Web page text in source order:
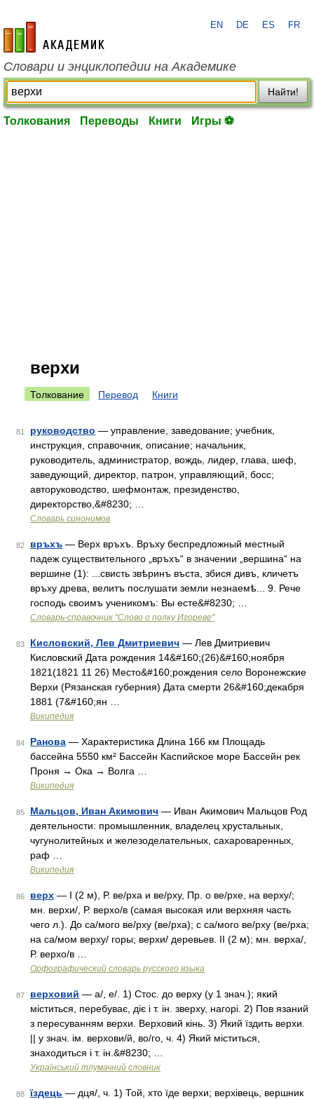
academic.ru
EN DE ES FR
Словари и энциклопедии на Академике
Найти!
Толкования Переводы Книги Игры ⚽
верхи
Толкование Перевод Книги
81 руководство — управление, заведование; учебник,
инструкция, справочник, описание; начальник,
руководитель, администратор, вождь, лидер, глава, шеф,
заведующий, директор, патрон, управляющий, босс;
авторуководство, шефмонтаж, президенство,
директорство,&#8230; …
Словарь синонимов
82 връхъ — Верх връхъ. Връху беспредложный местный
падеж существительного „връхъ“ в значении „вершина“ на
вершине (1): ...свисть звѣринъ въста, збися дивъ, кличетъ
връху древа, велитъ послушати земли незнаемѣ... 9. Рече
господь своимъ ученикомъ: Вы есте&#8230; …
Словарь-справочник "Слово о полку Игореве"
83 Кисловский, Лев Дмитриевич — Лев Дмитриевич
Кисловский Дата рождения 14&#160;(26)&#160;ноября
1821(1821 11 26) Место&#160;рождения село Воронежские
Верхи (Рязанская губерния) Дата смерти 26&#160;декабря
1881 (7&#160;ян …
Википедия
84 Ранова — Характеристика Длина 166 км Площадь
бассейна 5550 км² Бассейн Каспийское море Бассейн рек
Проня → Ока → Волга …
Википедия
85 Мальцов, Иван Акимович — Иван Акимович Мальцов Род
деятельности: промышленник, владелец хрустальных,
чугунолитейных и железоделательных, сахароваренных,
раф …
Википедия
86 верх — I (2 м), Р. ве/рха и ве/рху, Пр. о ве/рхе, на верху/;
мн. верхи/, Р. верхо/в (самая высокая или верхняя часть
чего л.). До са/мого ве/рху (ве/рха); с са/мого ве/рху (ве/рха;
на са/мом верху/ горы; верхи/ деревьев. II (2 м); мн. верха/,
Р. верхо/в …
Орфографический словарь русского языка
87 верховий — а/, е/. 1) Стос. до верху (у 1 знач.); який
міститься, перебуває, діє і т. ін. зверху, нагорі. 2) Пов язаний
з пересуванням верхи. Верховий кінь. 3) Який їздить верхи.
|| у знач. ім. верхови/й, во/го, ч. 4) Який міститься,
знаходиться і т. ін.&#8230; …
Український тлумачний словник
88 їздець — дця/, ч. 1) Той, хто їде верхи; верхівець, вершник